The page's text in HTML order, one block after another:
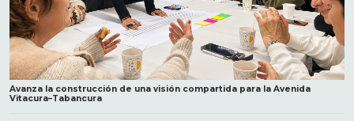
Avanza la construcción de una visión compartida para la Avenida
Vitacura–Tabancura